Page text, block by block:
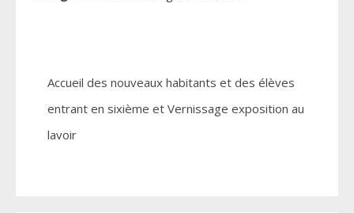
Accueil des nouveaux habitants et des élèves
entrant en sixième et Vernissage exposition au
lavoir